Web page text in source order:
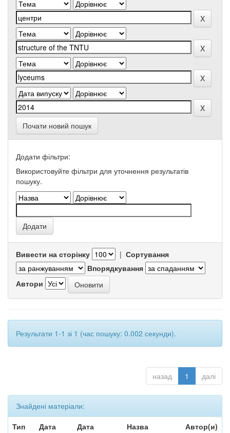
Почати новий пошук
Додати фільтри:
Використовуйте фільтри для уточнення результатів
пошуку.
Вивести на сторінку | Сортування
Впорядкування
Автори
Результати 1-1 зі 1 (час пошуку: 0.002 секунди).
назад 1 далі
Знайдені матеріали:
Тип
Дата
Дата
Назва Автор(и)